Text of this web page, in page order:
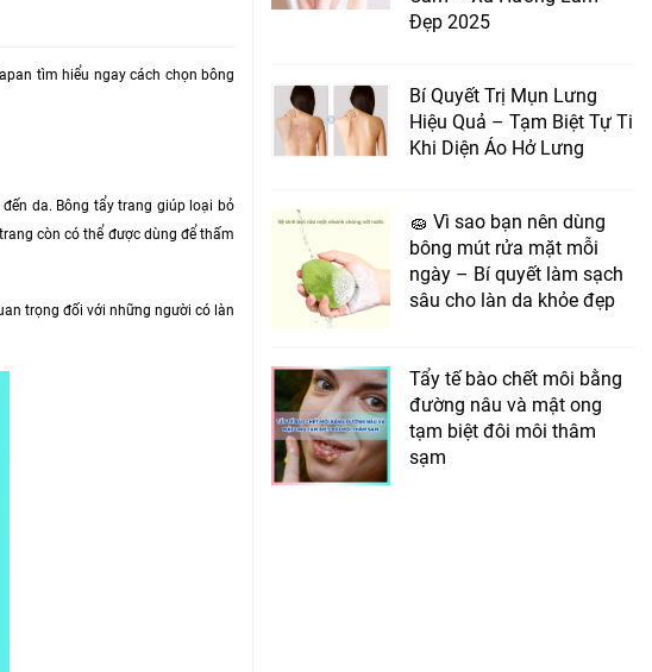
tìm hiểu ngay cách chọn bông
da. Bông tẩy trang giúp loại bỏ
còn có thể được dùng để thấm
trọng đối với những người có làn
Đẹp 2025
Bí Quyết Trị Mụn Lưng
Hiệu Quả – Tạm Biệt Tự Ti
Khi Diện Áo Hở Lưng
🧽 Vì sao bạn nên dùng
bông mút rửa mặt mỗi
ngày – Bí quyết làm sạch
sâu cho làn da khỏe đẹp
Tẩy tế bào chết môi bằng
đường nâu và mật ong
tạm biệt đôi môi thâm
sạm